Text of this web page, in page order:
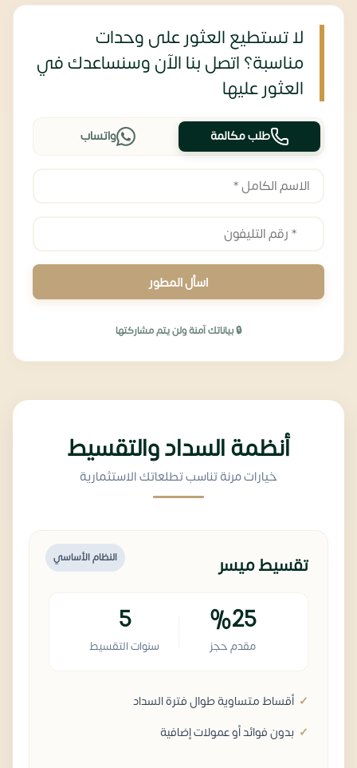
لا تستطيع العثور على وحدات
مناسبة؟ اتصل بنا الآن وسنساعدك في
العثور عليها
طلب مكالمة واتساب
اسأل المطور
🔒 بياناتك آمنة ولن يتم مشاركتها
أنظمة السداد والتقسيط
خيارات مرنة تناسب تطلعاتك الاستثمارية
النظام الأساسي تقسيط ميسر
%25
مقدم حجز
5
سنوات التقسيط
أقساط متساوية طوال فترة السداد
بدون فوائد أو عمولات إضافية